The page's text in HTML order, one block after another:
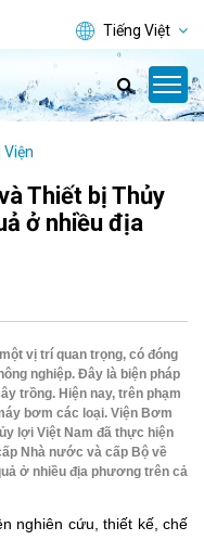
Tiếng Việt
Thiết bị Thủy
ở nhiều địa
vị trí quan trọng, có đóng
nghiệp. Đây là biện pháp
trồng. Hiện nay, trên phạm
bơm các loại. Viện Bơm
lợi Việt Nam đã thực hiện
Nhà nước và cấp Bộ về
ở nhiều địa phương trên cả
nghiên cứu, thiết kế, chế